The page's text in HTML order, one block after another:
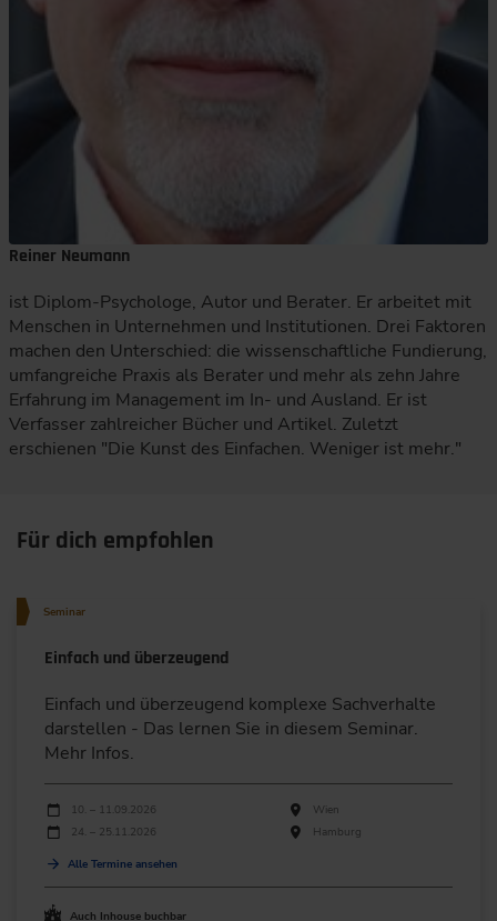
Reiner Neumann
ist Diplom-Psychologe, Autor und Berater. Er arbeitet mit
Menschen in Unternehmen und Institutionen. Drei Faktoren
machen den Unterschied: die wissenschaftliche Fundierung,
umfangreiche Praxis als Berater und mehr als zehn Jahre
Erfahrung im Management im In- und Ausland. Er ist
Verfasser zahlreicher Bücher und Artikel. Zuletzt
erschienen "Die Kunst des Einfachen. Weniger ist mehr."
Für dich empfohlen
Seminar
Einfach und überzeugend
Einfach und überzeugend komplexe Sachverhalte
darstellen - Das lernen Sie in diesem Seminar.
Mehr Infos.
Durchführungen
Veranstaltungsdatum
10. – 11.09.2026
Wien
24. – 25.11.2026
Hamburg
Alle Termine ansehen
Auch Inhouse buchbar